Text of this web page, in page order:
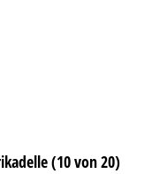
(10 von 20)